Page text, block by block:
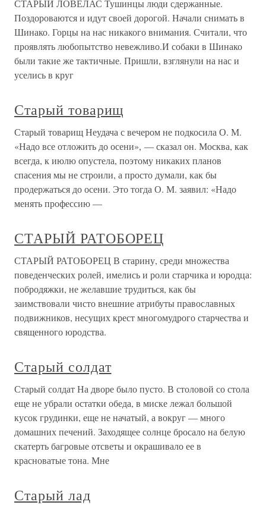
СТАРЫЙ ЛОВЕЛАС Тушинцы люди сдержанные.
Поздороваются и идут своей дорогой. Начали снимать в
Шинако. Горцы на нас никакого внимания. Считали, что
проявлять любопытство невежливо.И собаки в Шинако
были такие же тактичные. Пришли, взглянули на нас и
уселись в круг
Старый товарищ
Старый товарищ Неудача с вечером не подкосила О. М.
«Надо все отложить до осени», — сказал он. Москва, как
всегда, к июлю опустела, поэтому никаких планов
спасения мы не строили, а просто думали, как бы
продержаться до осени. Это тогда О. М. заявил: «Надо
менять профессию —
СТАРЫЙ РАТОБОРЕЦ
СТАРЫЙ РАТОБОРЕЦ В старину, среди множества
поведенческих ролей, имелись и роли старчика и юродца:
побродяжки, не желавшие трудиться, как бы
заимствовали чисто внешние атрибуты православных
подвижников, несущих крест многомудрого старчества и
священного юродства.
Старый солдат
Старый солдат На дворе было пусто. В столовой со стола
еще не убрали остатки обеда, в миске лежал большой
кусок грудинки, еще не начатый, а вокруг — много
домашних печений. Заходящее солнце бросало на белую
скатерть багровые отсветы и окрашивало ее в
красноватые тона. Мне
Старый лад